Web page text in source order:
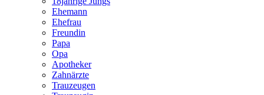
Ehemann
Ehefrau
Freundin
Papa
Opa
Apotheker
Zahnärzte
Trauzeugen